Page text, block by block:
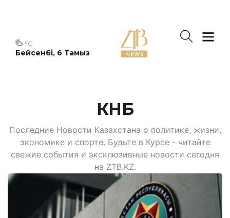
Бейсенбі, 6 Тамыз
°C
КНБ
Последние Новости Казахстана о политике, жизни,
экономике и спорте. Будьте в Курсе - читайте
свежие события и эксклюзивные новости сегодня
на ZTB.KZ.